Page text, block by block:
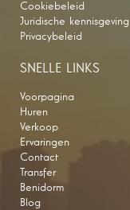
Cookiebeleid
Juridische kennisgeving
Privacybeleid
SNELLE LINKS
Voorpagina
Huren
Verkoop
Ervaringen
Contact
Transfer
Benidorm
Blog